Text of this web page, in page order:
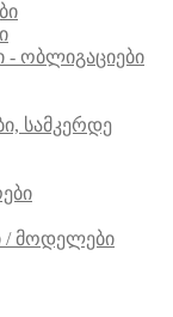
- ობლიგაციები
სამკერდე
/ მოდელები